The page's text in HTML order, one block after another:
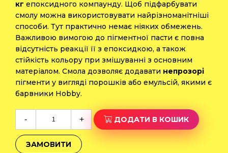
кг епоксидного компаунду. Щоб підфарбувати
смолу можна використовувати найрізноманітніші
способи. Тут практично немає ніяких обмежень.
Важливою вимогою до пігментної пасти є повна
відсутність реакції її з епоксидкою, а також
стійкість кольору при змішуванні з основним
матеріалом. Смола дозволяє додавати непрозорі
пігменти у вигляді порошків або емульсій, якими є
барвники Hobby.
-
сливовий
25
+ ДОДАТИ В КОШИК
ЗАМОВИТИ